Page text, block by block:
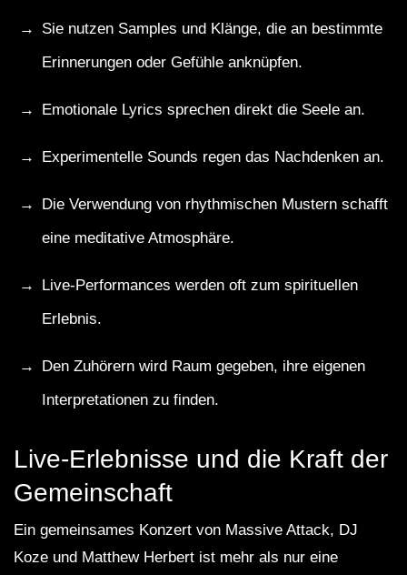
Sie nutzen Samples und Klänge, die an bestimmte
Erinnerungen oder Gefühle anknüpfen.
Emotionale Lyrics sprechen direkt die Seele an.
Experimentelle Sounds regen das Nachdenken an.
Die Verwendung von rhythmischen Mustern schafft
eine meditative Atmosphäre.
Live-Performances werden oft zum spirituellen
Erlebnis.
Den Zuhörern wird Raum gegeben, ihre eigenen
Interpretationen zu finden.
Live-Erlebnisse und die Kraft der
Gemeinschaft
Ein gemeinsames Konzert von Massive Attack, DJ
Koze und Matthew Herbert ist mehr als nur eine